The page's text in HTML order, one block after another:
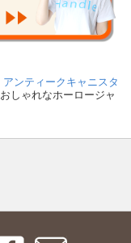
アンティークキャニスタ
しゃれなホーロージャ